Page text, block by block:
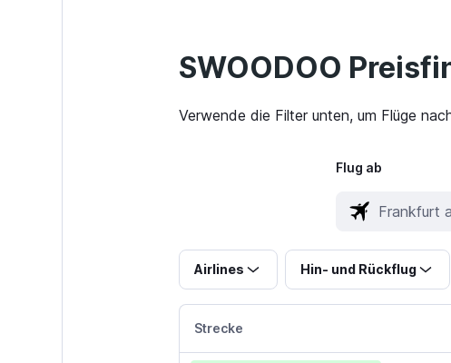
SWOODOO
Verwende die Filter unten, um Flüge
Flug ab
Airlines Hin- und Rückflug
Strecke